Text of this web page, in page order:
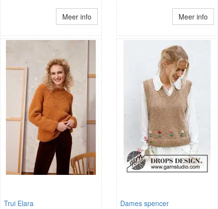
Meer info Meer info
Trui Elara Dames spencer